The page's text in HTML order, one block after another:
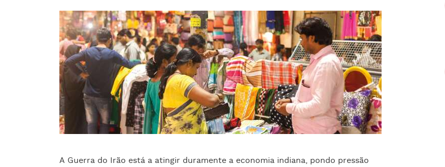
A Guerra do Irão está a atingir duramente a economia indiana, pondo pressão